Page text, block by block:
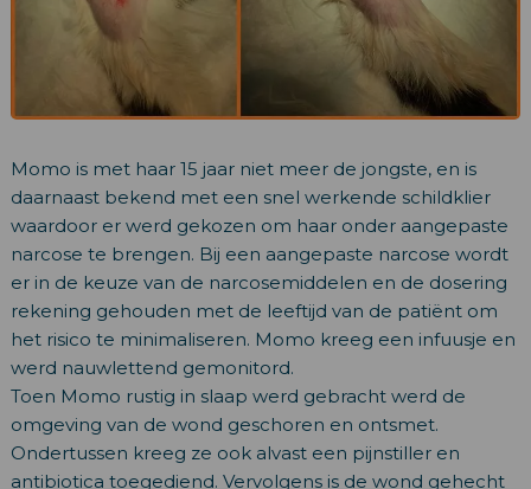
Momo is met haar 15 jaar niet meer de jongste, en is
daarnaast bekend met een snel werkende schildklier
waardoor er werd gekozen om haar onder aangepaste
narcose te brengen. Bij een aangepaste narcose wordt
er in de keuze van de narcosemiddelen en de dosering
rekening gehouden met de leeftijd van de patiënt om
het risico te minimaliseren. Momo kreeg een infuusje en
werd nauwlettend gemonitord.
Toen Momo rustig in slaap werd gebracht werd de
omgeving van de wond geschoren en ontsmet.
Ondertussen kreeg ze ook alvast een pijnstiller en
antibiotica toegediend. Vervolgens is de wond gehecht